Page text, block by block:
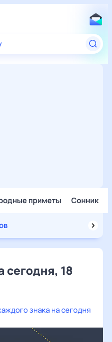
приметы Сонник
сегодня, 18
знака на сегодня